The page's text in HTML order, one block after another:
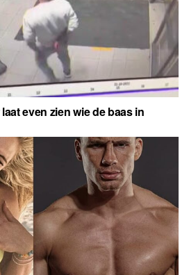
even zien wie de baas in